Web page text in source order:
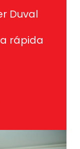
Duval
rápida